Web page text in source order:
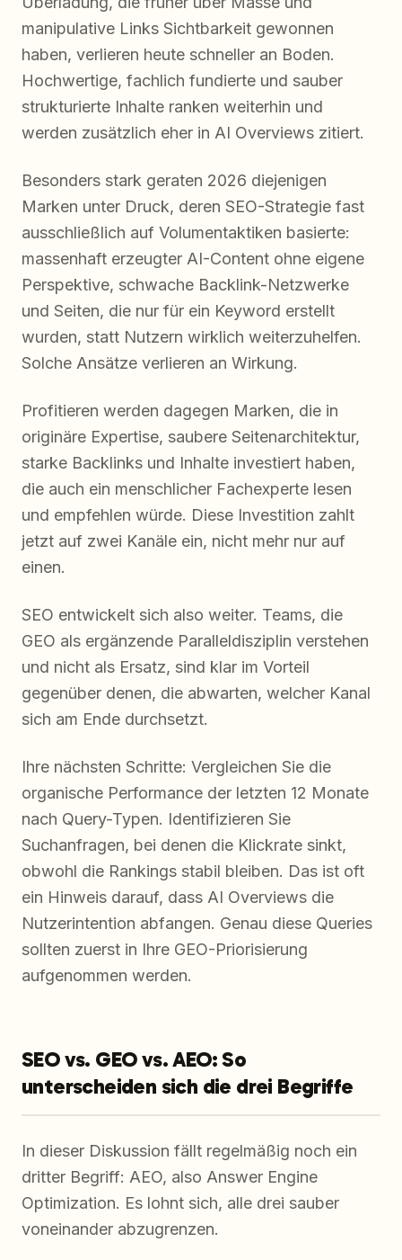
manipulative Links Sichtbarkeit gewonnen
haben, verlieren heute schneller an Boden.
Hochwertige, fachlich fundierte und sauber
strukturierte Inhalte ranken weiterhin und
werden zusätzlich eher in AI Overviews zitiert.
Besonders stark geraten 2026 diejenigen
Marken unter Druck, deren SEO-Strategie fast
ausschließlich auf Volumentaktiken basierte:
massenhaft erzeugter AI-Content ohne eigene
Perspektive, schwache Backlink-Netzwerke
und Seiten, die nur für ein Keyword erstellt
wurden, statt Nutzern wirklich weiterzuhelfen.
Solche Ansätze verlieren an Wirkung.
Profitieren werden dagegen Marken, die in
originäre Expertise, saubere Seitenarchitektur,
starke Backlinks und Inhalte investiert haben,
die auch ein menschlicher Fachexperte lesen
und empfehlen würde. Diese Investition zahlt
jetzt auf zwei Kanäle ein, nicht mehr nur auf
einen.
SEO entwickelt sich also weiter. Teams, die
GEO als ergänzende Paralleldisziplin verstehen
und nicht als Ersatz, sind klar im Vorteil
gegenüber denen, die abwarten, welcher Kanal
sich am Ende durchsetzt.
Ihre nächsten Schritte: Vergleichen Sie die
organische Performance der letzten 12 Monate
nach Query-Typen. Identifizieren Sie
Suchanfragen, bei denen die Klickrate sinkt,
obwohl die Rankings stabil bleiben. Das ist oft
ein Hinweis darauf, dass AI Overviews die
Nutzerintention abfangen. Genau diese Queries
sollten zuerst in Ihre GEO-Priorisierung
aufgenommen werden.
SEO vs. GEO vs. AEO: So
unterscheiden sich die drei Begriffe
In dieser Diskussion fällt regelmäßig noch ein
dritter Begriff: AEO, also Answer Engine
Optimization. Es lohnt sich, alle drei sauber
voneinander abzugrenzen.